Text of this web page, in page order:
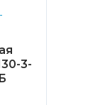
3-